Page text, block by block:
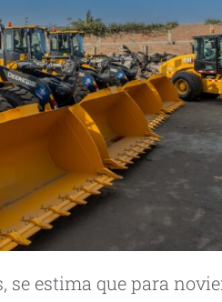
estima que para